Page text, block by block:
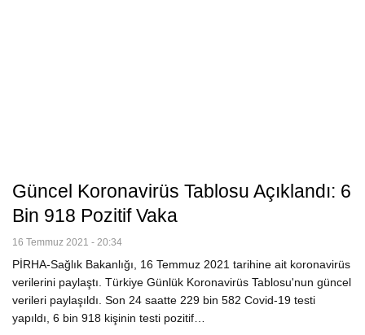
Güncel Koronavirüs Tablosu Açıklandı: 6
Bin 918 Pozitif Vaka
16 Temmuz 2021 - 20:34
PİRHA-Sağlık Bakanlığı, 16 Temmuz 2021 tarihine ait koronavirüs
verilerini paylaştı. Türkiye Günlük Koronavirüs Tablosu'nun güncel
verileri paylaşıldı. Son 24 saatte 229 bin 582 Covid-19 testi
yapıldı, 6 bin 918 kişinin testi pozitif…